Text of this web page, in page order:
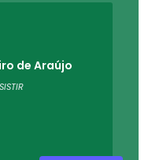
de Araújo